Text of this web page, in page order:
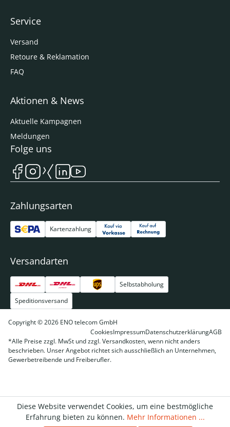
Service
Versand
Retoure & Reklamation
FAQ
Aktionen & News
Aktuelle Kampagnen
Meldungen
Zahlungsarten
Kartenzahlung
Versandarten
Selbstabholung
Speditionsversand
Folge uns
Copyright © 2026 ENO telecom GmbH
CookiesImpressumDatenschutzerklärungAGB
*Alle Preise zzgl. MwSt und zzgl. Versandkosten, wenn nicht anders
beschrieben. Unser Angebot richtet sich ausschließlich an Unternehmen,
Gewerbetreibende und Freiberufler.
Diese Website verwendet Cookies, um eine bestmögliche
Erfahrung bieten zu können. Mehr Informationen ...